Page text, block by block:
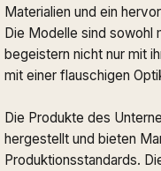
Materialien und ein
Die Modelle sind sowohl
begeistern nicht nur mit
mit einer flauschigen
Die Produkte des
hergestellt und bieten
Produktionsstandards.